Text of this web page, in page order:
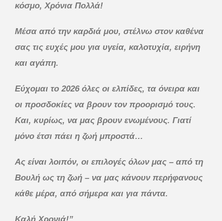
κόσμο, Χρόνια Πολλά!
Μέσα από την καρδιά μου, στέλνω στον καθένα
σας τις ευχές μου για υγεία, καλοτυχία, ειρήνη
και αγάπη.
Εύχομαι το 2026 όλες οι ελπίδες, τα όνειρα και
οι προσδοκίες να βρουν τον προορισμό τους.
Και, κυρίως, να μας βρουν ενωμένους. Γιατί
μόνο έτσι πάει η ζωή μπροστά…
Ας είναι λοιπόν, οι επιλογές όλων μας – από τη
Βουλή ως τη ζωή – να μας κάνουν περήφανους
κάθε μέρα, από σήμερα και για πάντα.
Καλή Χρονιά!”